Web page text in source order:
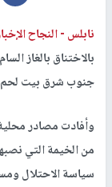
نابلس -النجاح
بالاختناق بالغاز
جنوب شرق بيت
وأفادت مصادر
من الخيمة التي
سياسة الاحتلال